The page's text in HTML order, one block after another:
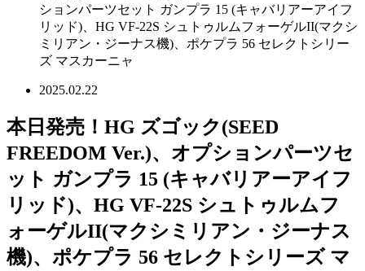
ションパーツセット ガンプラ 15 (キャバリアーアイフ
リッド)、HG VF-22S シュトゥルムフォーゲルII(マクシ
ミリアン・ジーナス機)、ポケプラ 56 セレクトシリー
ズ マスカーニャ
2025.02.22
本日発売！HG ズゴック(SEED
FREEDOM Ver.)、オプションパーツセ
ット ガンプラ 15 (キャバリアーアイフ
リッド)、HG VF-22S シュトゥルムフ
ォーゲルII(マクシミリアン・ジーナス
機)、ポケプラ 56 セレクトシリーズ マ